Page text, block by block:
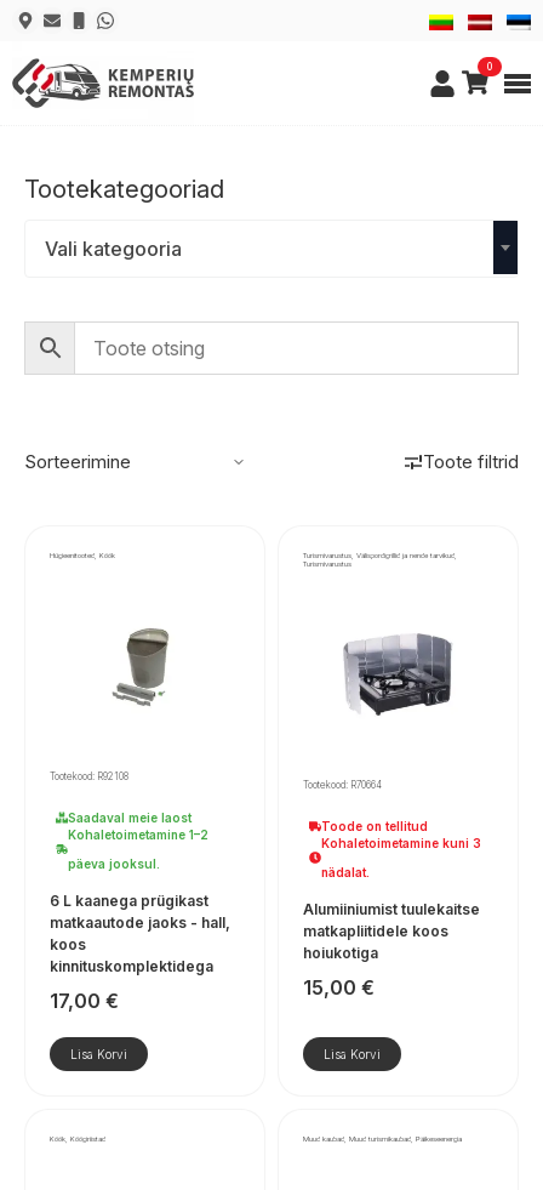
0
Tootekategooriad
Vali kategooria
Toote filtrid
Hügieenitooted, Köök
Tootekood: R92108
Saadaval meie laost
Kohaletoimetamine 1–2
päeva jooksul.
6 L kaanega prügikast
matkaautode jaoks - hall,
koos
kinnituskomplektidega
17,00 €
Lisa Korvi
Turismivarustus, Välispordigrillid ja nende tarvikud,
Turismivarustus
Tootekood: R70664
Toode on tellitud
Kohaletoimetamine kuni 3
nädalat.
Alumiiniumist tuulekaitse
matkapliitidele koos
hoiukotiga
15,00 €
Lisa Korvi
Köök, Köögiriistad Muud kaubad, Muud turismikaubad, Päikeseenergia